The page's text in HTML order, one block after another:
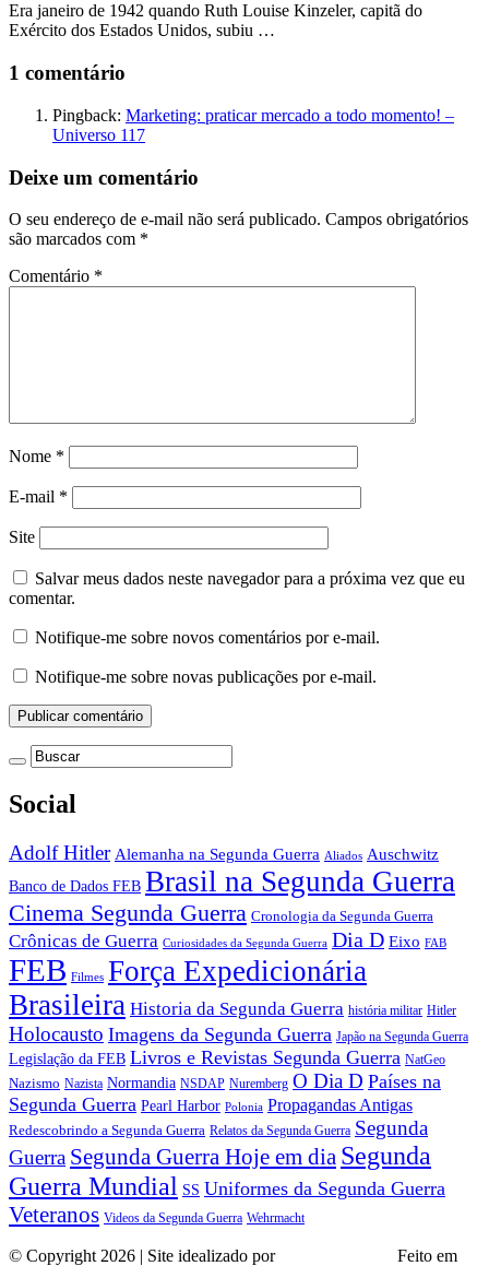
Era janeiro de 1942 quando Ruth Louise Kinzeler, capitã do
Exército dos Estados Unidos, subiu …
1 comentário
Pingback: Marketing: praticar mercado a todo momento! –
Universo 117
Deixe um comentário
O seu endereço de e-mail não será publicado. Campos obrigatórios
são marcados com *
Comentário *
Nome *
E-mail *
Site
Salvar meus dados neste navegador para a próxima vez que eu
comentar.
Notifique-me sobre novos comentários por e-mail.
Notifique-me sobre novas publicações por e-mail.
Social
Adolf Hitler Alemanha na Segunda Guerra Aliados Auschwitz
Banco de Dados FEB Brasil na Segunda Guerra
Cinema Segunda Guerra Cronologia da Segunda Guerra
Crônicas de Guerra Curiosidades da Segunda Guerra Dia D Eixo FAB
FEB Filmes Força Expedicionária
Brasileira Historia da Segunda Guerra história militar Hitler
Holocausto Imagens da Segunda Guerra Japão na Segunda Guerra
Legislação da FEB Livros e Revistas Segunda Guerra NatGeo
Nazismo Nazista Normandia NSDAP Nuremberg O Dia D Países na
Segunda Guerra Pearl Harbor Polonia Propagandas Antigas
Redescobrindo a Segunda Guerra Relatos da Segunda Guerra Segunda
Guerra Segunda Guerra Hoje em dia Segunda
Guerra Mundial SS Uniformes da Segunda Guerra
Veteranos Videos da Segunda Guerra Wehrmacht
© Copyright 2026 | Site idealizado por Feito em